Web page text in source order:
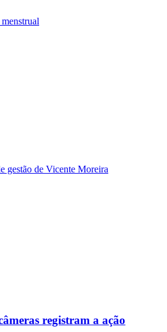
gestão de Vicente Moreira
registram a ação